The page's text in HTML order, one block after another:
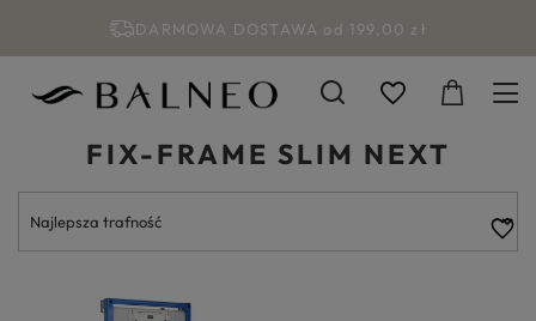
DARMOWA DOSTAWA od 199,00 zł
FIX-FRAME SLIM NEXT